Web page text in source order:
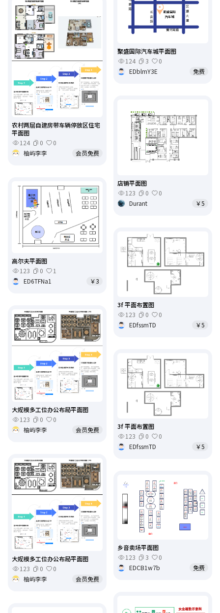
聚盛国际汽车城平面图
124
3
0
EDblmY3E
免费
农村两层自建房带车辆停放区住宅
平面图
124
0
0
柚屿李李
会员免费
店铺平面图
123
0
0
Durant
￥5
高尔夫平面图
123
0
1
ED6TFNa1
￥3
3f 平面布置图
123
0
0
EDfssmTD
￥5
大规模多工位办公布局平面图
123
0
0
柚屿李李
会员免费
3f 平面布置图
123
0
0
EDfssmTD
￥5
大规模多工位办公布局平面图
123
0
0
柚屿李李
会员免费
乡音卖场平面图
123
3
0
EDCB1w7b
免费